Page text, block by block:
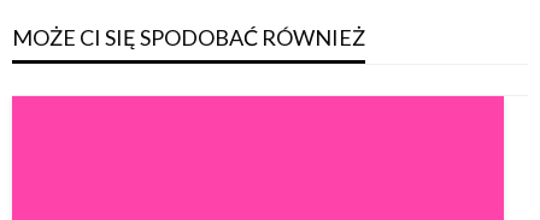
MOŻE CI SIĘ SPODOBAĆ RÓWNIEŻ